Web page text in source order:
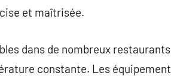
et maîtrisée.
dans de nombreux
constante. Les